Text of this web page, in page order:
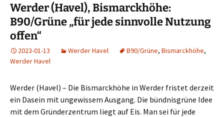
Werder (Havel), Bismarckhöhe:
B90/Grüne „für jede sinnvolle Nutzung
offen“
2023-01-13 Werder Havel B90/Grüne, Bismarckhöhe,
Werder Havel
Werder (Havel) – Die Bismarckhöhe in Werder fristet derzeit
ein Dasein mit ungewissem Ausgang. Die bündnisgrüne Idee
mit dem Gründerzentrum liegt auf Eis. Man sei für jede